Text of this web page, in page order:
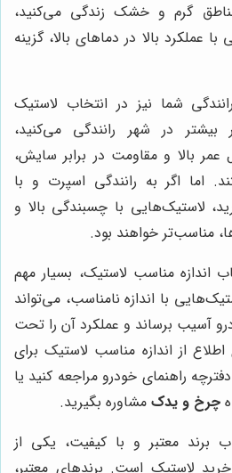
گرم و خشک زندگی می‌کنید،
عملکرد بالا در دماهای بالا، گزینه
شما نیز در انتخاب لاستیک
بیشتر در شهر رانندگی می‌کنید،
بالا و مقاومت در برابر سایش،
اما اگر به رانندگی اسپرت و با
لاستیک‌هایی با چسبندگی بالا و
مناسب‌تر خواهند بود.
اندازه مناسب لاستیک، بسیار مهم
با اندازه نامناسب، می‌تواند
آسیب برساند و عملکرد آن را تحت
اطلاع از اندازه مناسب لاستیک برای
راهنمای خودرو مراجعه کنید یا
چرخ و یدک مشاوره بگیرید.
برند معتبر و با کیفیت، یکی از
لاستیک است. برندهای معتبر،